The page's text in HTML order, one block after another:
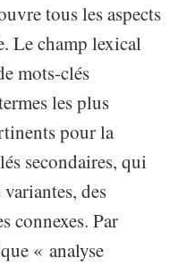
tous les aspects
Le champ lexical
mots-clés
les plus
pour la
secondaires, qui
des
connexes. Par
« analyse